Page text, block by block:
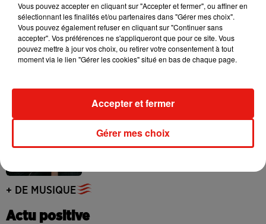
Ariana Grande se libère dans son nouvel
album « Petals »
31 juillet 2026
Angèle annonce une collaboration
inédite avec Amelie Lens
+ DE MUSIQUE
Actu positive
Vous pouvez accepter en cliquant sur "Accepter et fermer", ou affiner en
sélectionnant les finalités et/ou partenaires dans "Gérer mes choix".
Vous pouvez également refuser en cliquant sur "Continuer sans
accepter". Vos préférences ne s'appliqueront que pour ce site. Vous
pouvez mettre à jour vos choix, ou retirer votre consentement à tout
moment via le lien "Gérer les cookies" situé en bas de chaque page.
Gérer mes choix
Accepter et fermer